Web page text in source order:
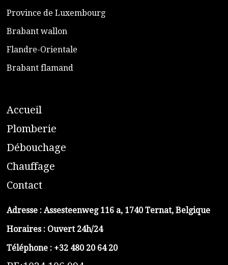
​Province de Luxembourg
​Brabant wallon
​Flandre-Orientale
​Brabant flamand
Accueil
​Plomberie
Débouchage
Chauffage
Contact
Adresse : Assesteenweg 116 a, 1740 Ternat, Belgique
Horaires : Ouvert 24h/24
Téléphone : +32 480 20 64 20